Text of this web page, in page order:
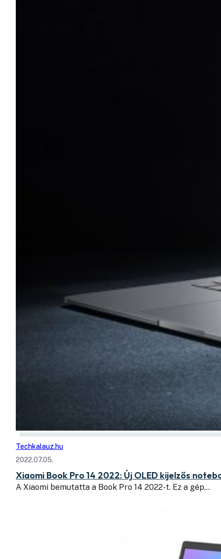
Techkalauz.hu
2022.07.05.
Xiaomi Book Pro 14 2022: Új OLED kijelzős
A Xiaomi bemutatta a Book Pro 14 2022-t. Ez a gép…